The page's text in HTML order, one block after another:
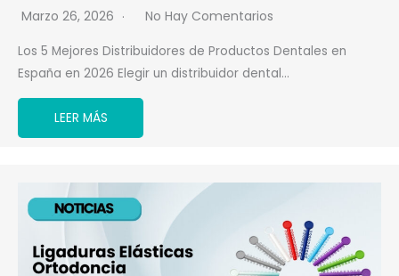
Marzo 26, 2026 No Hay Comentarios
Los 5 Mejores Distribuidores de Productos Dentales en
España en 2026 Elegir un distribuidor dental…
LEER MÁS